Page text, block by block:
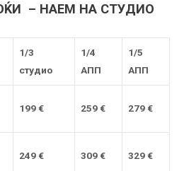
– НАЕМ НА СТУДИО
1/3
студио
1/4
АПП
1/5
АПП
199 € 259 € 279 €
249 € 309 € 329 €